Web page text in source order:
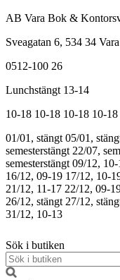
AB Vara Bok &
Sveagatan 6, 534 34 Vara
0512-100 26
Lunchstängt 13-14
10-18 10-18 10-18 10-18
01/01, stängt 05/01,
semesterstängt 22/07,
semesterstängt 09/12, 10-
16/12, 09-19 17/12, 10-
21/12, 11-17 22/12, 09-
26/12, stängt 27/12,
31/12, 10-13
Sök i butiken